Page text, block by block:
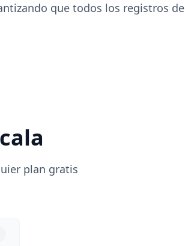
que todos los registros de
plan gratis